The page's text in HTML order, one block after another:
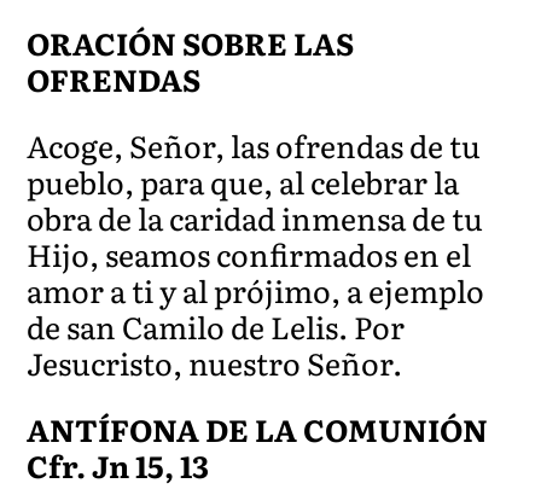
ORACIÓN SOBRE LAS
OFRENDAS
Acoge, Señor, las ofrendas de tu
pueblo, para que, al celebrar la
obra de la caridad inmensa de tu
Hijo, seamos confirmados en el
amor a ti y al prójimo, a ejemplo
de san Camilo de Lelis. Por
Jesucristo, nuestro Señor.
ANTÍFONA DE LA COMUNIÓN
Cfr. Jn 15, 13